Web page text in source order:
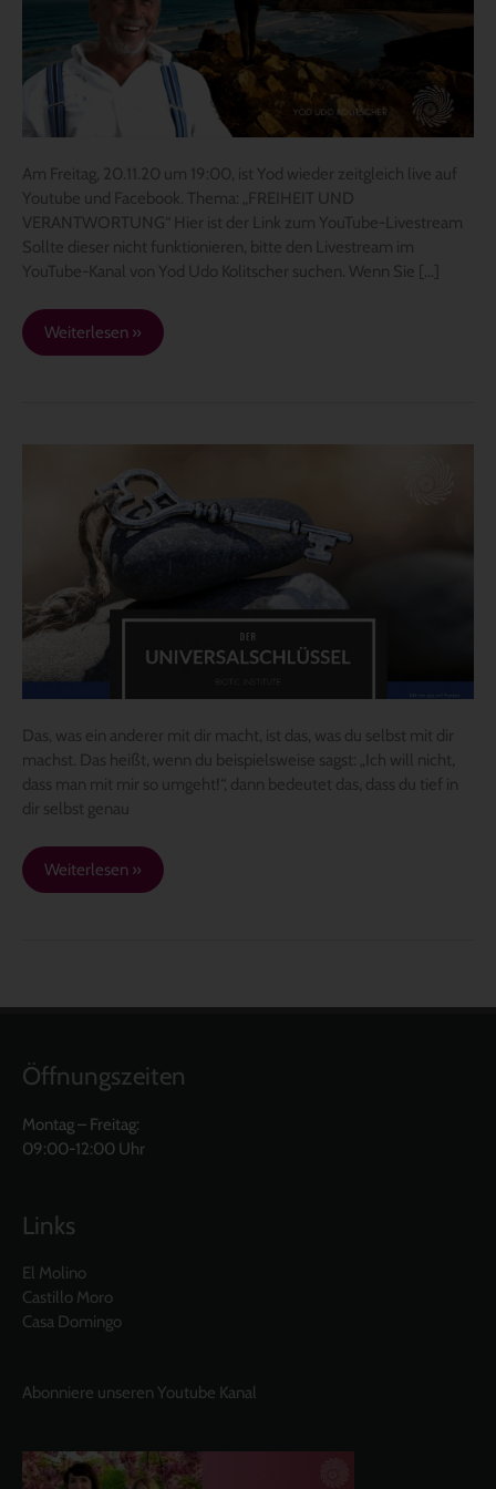
Am Freitag, 20.11.20 um 19:00, ist Yod wieder zeitgleich live auf
Youtube und Facebook. Thema: „FREIHEIT UND
VERANTWORTUNG“ Hier ist der Link zum YouTube-Livestream
Sollte dieser nicht funktionieren, bitte den Livestream im
YouTube-Kanal von Yod Udo Kolitscher suchen. Wenn Sie […]
„Freiheit
Verantwortung“
Weiterlesen »
Das, was ein anderer mit dir macht, ist das, was du selbst mit dir
machst. Das heißt, wenn du beispielsweise sagst: „Ich will nicht,
dass man mit mir so umgeht!“, dann bedeutet das, dass du tief in
dir selbst genau
UNIVERSALSCHLÜSSEL
Weiterlesen »
Öffnungszeiten
Montag – Freitag:
09:00-12:00 Uhr
Links
El Molino
Castillo Moro
Casa Domingo
Abonniere unseren Youtube Kanal